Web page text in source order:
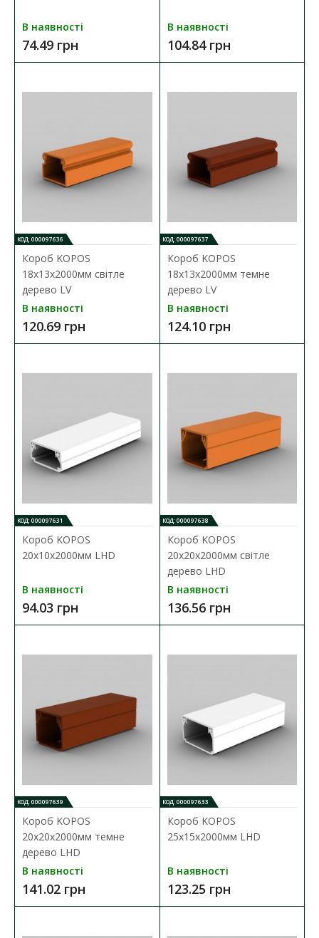
Короб АСКО підлоговий 35х10х2000
Наявність:
ДО КОШИКА
В порівняння
Короб АСКО підлоговий з клейовим шаром
35х10х1000
Наявність:
Пластиковий підлоговий короб АСКО призначений для
прокладання електричних мереж всередині приміщення..
В наявності
74.49 грн
В наявності
104.84 грн
КОД: 000097636
Короб KOPOS
18х13х2000мм світле
дерево LV
В наявності
120.69 грн
КОД: 000097637
Короб KOPOS
18х13х2000мм темне
дерево LV
В наявності
124.10 грн
КОД: 000097631
Короб KOPOS
20х10х2000мм LHD
В наявності
94.03 грн
КОД: 000097638
Короб KOPOS
20х20х2000мм світле
дерево LHD
В наявності
136.56 грн
КОД: 000097639
Короб KOPOS
20х20х2000мм темне
дерево LHD
В наявності
141.02 грн
КОД: 000097633
Короб KOPOS
25х15х2000мм LHD
В наявності
123.25 грн